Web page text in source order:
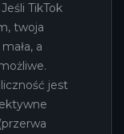
TikTok
twoja
a
jest